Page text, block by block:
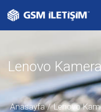
Lenovo
Anasayfa Lenovo